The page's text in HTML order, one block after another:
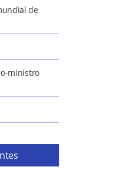
de
ministro